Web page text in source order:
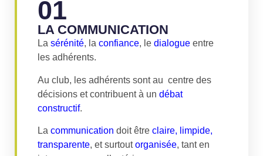
01
LA COMMUNICATION
La sérénité, la confiance, le dialogue entre
les adhérents.
Au club, les adhérents sont au centre des
décisions et contribuent à un débat
constructif.
La communication doit être claire, limpide,
transparente, et surtoutorganisée, tant en